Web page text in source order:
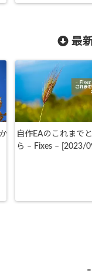
最
自作EAのこれまで
ら – Fixes – [2023/